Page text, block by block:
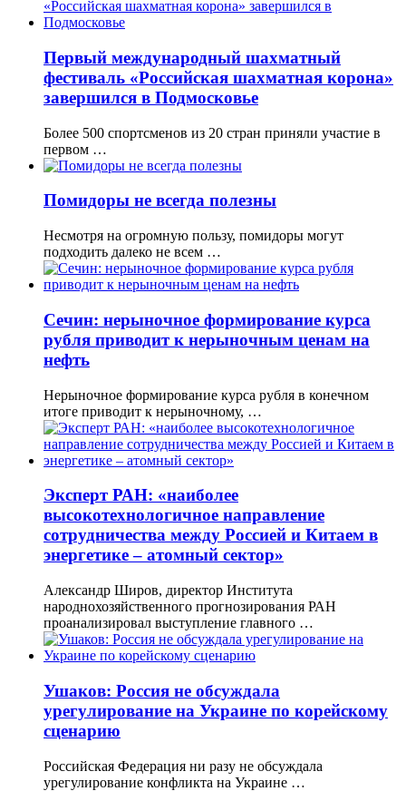
Первый международный шахматный
фестиваль «Российская шахматная корона»
завершился в Подмосковье
Более 500 спортсменов из 20 стран приняли участие в
первом …
Помидоры не всегда полезны
Несмотря на огромную пользу, помидоры могут
подходить далеко не всем …
Сечин: нерыночное формирование курса
рубля приводит к нерыночным ценам на
нефть
Нерыночное формирование курса рубля в конечном
итоге приводит к нерыночному, …
Эксперт РАН: «наиболее
высокотехнологичное направление
сотрудничества между Россией и Китаем в
энергетике – атомный сектор»
Александр Широв, директор Института
народнохозяйственного прогнозирования РАН
проанализировал выступление главного …
Ушаков: Россия не обсуждала
урегулирование на Украине по корейскому
сценарию
Российская Федерация ни разу не обсуждала
урегулирование конфликта на Украине …